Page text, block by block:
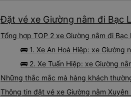
Đặt vé xe Giường nằm đi Bạc
Tổng hợp TOP 2 xe Giường nằm đi
🚌 1. Xe An Hoà Hiệp: xe
🚌 2. Xe Tuấn Hiệp: xe Giường
Những thắc mắc mà hàng khách
Thông tin đặt vé xe Giường nằm